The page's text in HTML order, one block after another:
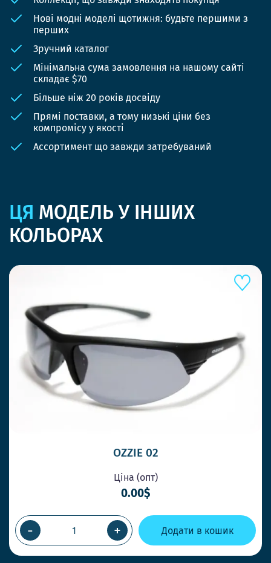
Нові модні моделі щотижня: будьте першими з
перших
Зручний каталог
Мінімальна сума замовлення на нашому сайті
складає $70
Більше ніж 20 років досвіду
Прямі поставки, а тому низькі ціни без
компромісу у якості
Ассортимент що завжди затребуваний
ЦЯ МОДЕЛЬ У ІНШИХ
КОЛЬОРАХ
OZZIE 02
Ціна (опт)
0.00$
- + Додати в кошик